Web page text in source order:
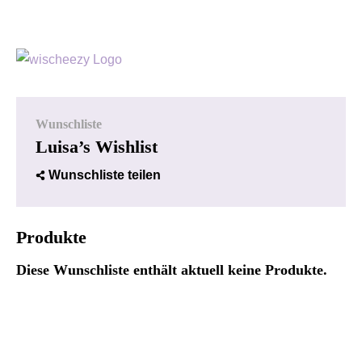
Wunschliste
Luisa’s Wishlist
Wunschliste teilen
Produkte
Diese Wunschliste enthält aktuell keine Produkte.